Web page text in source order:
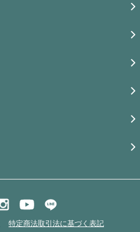
特定商法取引法に基づく表記